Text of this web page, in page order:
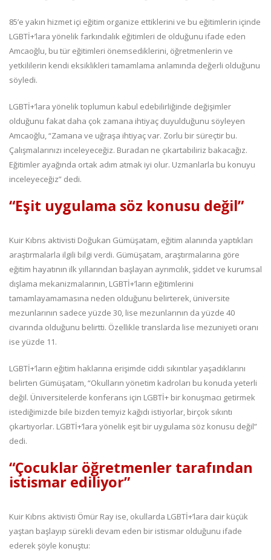
85’e yakın hizmet içi eğitim organize ettiklerini ve bu eğitimlerin içinde
LGBTİ+’lara yönelik farkındalık eğitimleri de olduğunu ifade eden
Amcaoğlu, bu tür eğitimleri önemsediklerini, öğretmenlerin ve
yetkililerin kendi eksiklikleri tamamlama anlamında değerli olduğunu
söyledi.
LGBTİ+’lara yönelik toplumun kabul edebilirliğinde değişimler
olduğunu fakat daha çok zamana ihtiyaç duyulduğunu söyleyen
Amcaoğlu, “Zamana ve uğraşa ihtiyaç var. Zorlu bir süreçtir bu.
Çalışmalarınızı inceleyeceğiz. Buradan ne çıkartabiliriz bakacağız.
Eğitimler ayağında ortak adım atmak iyi olur. Uzmanlarla bu konuyu
inceleyeceğiz” dedi.
“Eşit uygulama söz konusu değil”
Kuir Kıbrıs aktivisti Doğukan Gümüşatam, eğitim alanında yaptıkları
araştırmalarla ilgili bilgi verdi. Gümüşatam, araştırmalarına göre
eğitim hayatının ilk yıllarından başlayan ayrımcılık, şiddet ve kurumsal
dışlama mekanizmalarının, LGBTİ+’ların eğitimlerini
tamamlayamamasına neden olduğunu belirterek, üniversite
mezunlarının sadece yüzde 30, lise mezunlarının da yüzde 40
civarında olduğunu belirtti. Özellikle translarda lise mezuniyeti oranı
ise yüzde 11.
LGBTİ+’ların eğitim haklarına erişimde ciddi sıkıntılar yaşadıklarını
belirten Gümüşatam, “Okulların yönetim kadroları bu konuda yeterli
değil. Üniversitelerde konferans için LGBTİ+ bir konuşmacı getirmek
istediğimizde bile bizden temyiz kağıdı istiyorlar, birçok sıkıntı
çıkartıyorlar. LGBTİ+’lara yönelik eşit bir uygulama söz konusu değil”
dedi.
“Çocuklar öğretmenler tarafından
istismar ediliyor”
Kuir Kıbrıs aktivisti Ömür Ray ise, okullarda LGBTİ+’lara dair küçük
yaştan başlayıp sürekli devam eden bir istismar olduğunu ifade
ederek şöyle konuştu: